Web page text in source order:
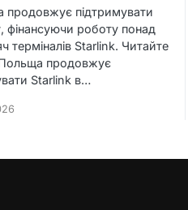
продовжує підтримувати
фінансуючи роботу понад
терміналів Starlink. Читайте
продовжує
Starlink в…